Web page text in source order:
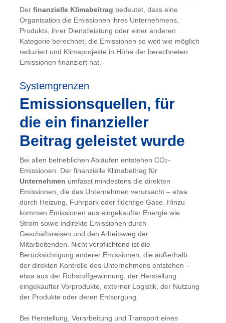
Der finanzielle Klimabeitrag bedeutet, dass eine
Organisation die Emissionen ihres Unternehmens,
Produkts, ihrer Dienstleistung oder einer anderen
Kategorie berechnet, die Emissionen so weit wie möglich
reduziert und Klimaprojekte in Höhe der berechneten
Emissionen finanziert hat.
Systemgrenzen
Emissionsquellen, für
die ein finanzieller
Beitrag geleistet wurde
Bei allen betrieblichen Abläufen entstehen CO2-
Emissionen. Der finanzielle Klimabeitrag für
Unternehmen umfasst mindestens die direkten
Emissionen, die das Unternehmen verursacht – etwa
durch Heizung, Fuhrpark oder flüchtige Gase. Hinzu
kommen Emissionen aus eingekaufter Energie wie
Strom sowie indirekte Emissionen durch
Geschäftsreisen und den Arbeitsweg der
Mitarbeitenden. Nicht verpflichtend ist die
Berücksichtigung anderer Emissionen, die außerhalb
der direkten Kontrolle des Unternehmens entstehen –
etwa aus der Rohstoffgewinnung, der Herstellung
eingekaufter Vorprodukte, externer Logistik, der Nutzung
der Produkte oder deren Entsorgung.
Bei Herstellung, Verarbeitung und Transport eines